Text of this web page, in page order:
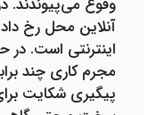
وقوع می‌پیوندند.
آنلاین محل رخ
اینترنتی است. در
مجرم کاری چند
پیگیری شکایت